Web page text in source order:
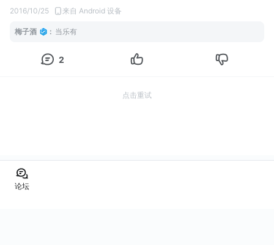
2016/10/25 来自 Android 设备
梅子酒 : 当乐有
2
点击重试
论坛